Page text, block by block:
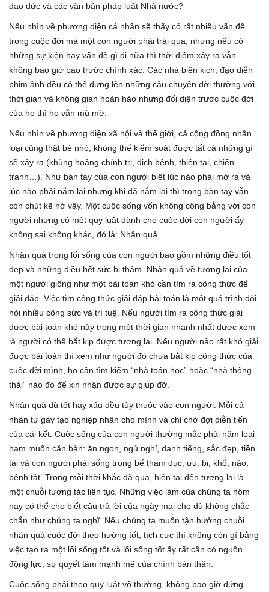
đạo đức và các văn bản pháp luật Nhà nước?
Nếu nhìn về phương diện cá nhân sẽ thấy có rất nhiều vấn đề
trong cuộc đời mà một con người phải trải qua, nhưng nếu có
những sự kiện hay vấn đề gì đi nữa thì thời điểm xảy ra vẫn
không bao giờ báo trước chính xác. Các nhà biên kịch, đạo diễn
phim ảnh đều có thể dựng lên những câu chuyện đời thường với
thời gian và không gian hoàn hảo nhưng đối diện trước cuộc đời
của họ thì họ vẫn mù mờ.
Nếu nhìn về phương diện xã hội và thế giới, cả cộng đồng nhân
loại cũng thật bé nhỏ, không thể kiểm soát được tất cả những gì
sẽ xảy ra (khủng hoảng chính trị, dịch bệnh, thiên tai, chiến
tranh…). Như bàn tay của con người biết lúc nào phải mở ra và
lúc nào phải nắm lại nhưng khi đã nắm lại thì trong bàn tay vẫn
còn chút kẽ hở vậy. Một cuộc sống vốn không công bằng với con
người nhưng có một quy luật dành cho cuộc đời con người ấy
không sai không khác, đó là: Nhân quả.
Nhân quả trong lối sống của con người bao gồm những điều tốt
đẹp và những điều hết sức bi thảm. Nhân quả về tương lai của
một người giống như một bài toán khó cần tìm ra công thức để
giải đáp. Việc tìm công thức giải đáp bài toán là một quá trình đòi
hỏi nhiều công sức và trí tuệ. Nếu người tìm ra công thức giải
được bài toán khó này trong một thời gian nhanh nhất được xem
là người có thể bắt kịp được tương lai. Nếu người nào rất khó giải
được bài toán thì xem như người đó chưa bắt kịp công thức của
cuộc đời mình, họ cần tìm kiếm “nhà toán học” hoặc “nhà thông
thái” nào đó để xin nhận được sự giúp đỡ.
Nhân quả dù tốt hay xấu đều tùy thuộc vào con người. Mỗi cá
nhân tự gây tạo nghiệp nhân cho mình và chỉ chờ đợi diễn tiến
của cái kết. Cuộc sống của con người thường mắc phải năm loại
ham muốn căn bản: ăn ngon, ngủ nghỉ, danh tiếng, sắc đẹp, tiền
tài và con người phải sống trong bể tham dục, ưu, bi, khổ, não,
bệnh tật. Trong mỗi thời khắc đã qua, hiện tại đến tương lai là
một chuỗi tương tác liên tục. Những việc làm của chúng ta hôm
nay có thể cho biết câu trả lời của ngày mai cho dù không chắc
chắn như chúng ta nghĩ. Nếu chúng ta muốn tận hưởng chuỗi
nhân quả cuộc đời theo hướng tốt, tích cực thì không còn gì bằng
việc tạo ra một lối sống tốt và lối sống tốt ấy rất cần có nguồn
động lực, sự quyết tâm mạnh mẽ của chính bản thân.
Cuộc sống phải theo quy luật vô thường, không bao giờ đứng